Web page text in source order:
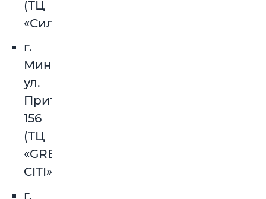
(ТЦ
«Силуэт»)
г.
Минск,
ул.
Притыцкого,
156
(ТЦ
«GREEN
CITI»)
г.